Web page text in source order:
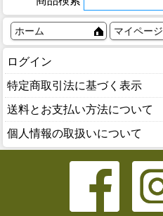
ホーム マイページ
ログイン
特定商取引法に基づく表示
送料とお支払い方法について
個人情報の取扱いについて